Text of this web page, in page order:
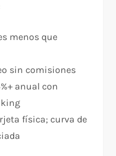
menos que
sin comisiones
anual con
física; curva de